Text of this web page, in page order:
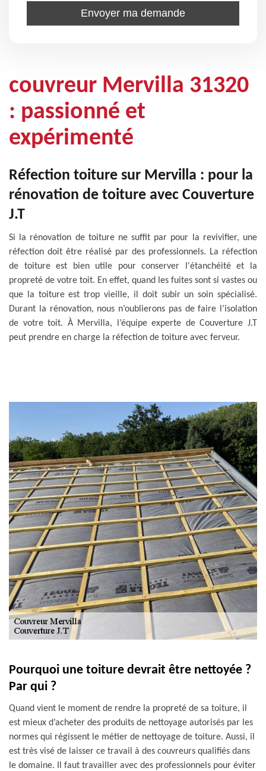
couvreur Mervilla 31320
: passionné et
expérimenté
Réfection toiture sur Mervilla : pour la
rénovation de toiture avec Couverture
J.T
Si la rénovation de toiture ne suffit par pour la revivifier, une
réfection doit être réalisé par des professionnels. La réfection
de toiture est bien utile pour conserver l'étanchéité et la
propreté de votre toit. En effet, quand les fuites sont si vastes ou
que la toiture est trop vieille, il doit subir un soin spécialisé.
Durant la rénovation, nous n’oublierons pas de faire l’isolation
de votre toit. À Mervilla, l’équipe experte de Couverture J.T
peut prendre en charge la réfection de toiture avec ferveur.
Pourquoi une toiture devrait être nettoyée ?
Par qui ?
Quand vient le moment de rendre la propreté de sa toiture, il
est mieux d’acheter des produits de nettoyage autorisés par les
normes qui régissent le métier de nettoyage de toiture. Aussi, il
est très visé de laisser ce travail à des couvreurs qualifiés dans
le domaine. Il faut travailler avec des professionnels pour éviter